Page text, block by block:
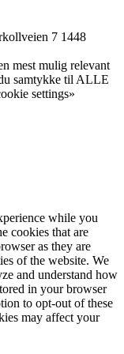
7 1448
mest mulig relevant
samtykke til ALLE
settings»
while you
cookies that are
as they are
of the website. We
and understand how
in your browser
to opt-out of these
may affect your